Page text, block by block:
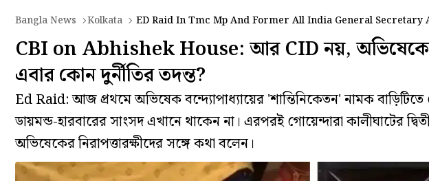
Bangla News Kolkata ED Raid In Tmc Mp And Former All India General Secretary
CBI on Abhishek House: আর CID নয়, অভিষেকের
এবার কোন দুর্নীতির তদন্ত?
Ed Raid: আজ প্রথমে অভিষেক বন্দ্যোপাধ্যায়ের 'শান্তিনিকেতন' নামক বাড়িটিতে
ডায়মন্ড-হারবারের সাংসদ এখানে থাকেন না। এরপরই গোয়েন্দারা কালীঘাটের
অভিষেকের নিরাপত্তারক্ষীদের সঙ্গে কথা বলেন।